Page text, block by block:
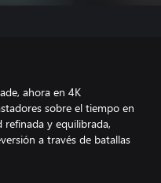
ahora en 4K
sobre el tiempo en
y equilibrada,
a través de batallas